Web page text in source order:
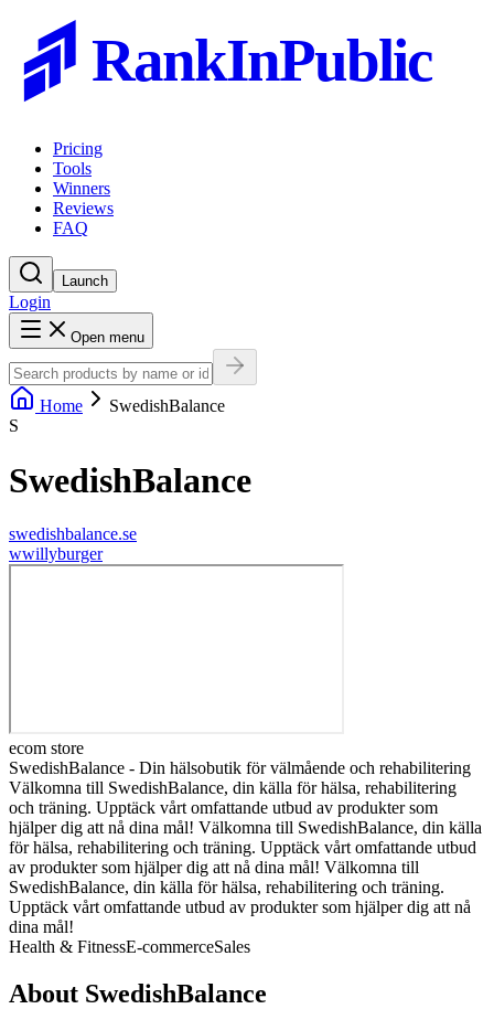
RankInPublic
Pricing
Tools
Winners
Reviews
FAQ
Launch
Login
Open menu
Home
SwedishBalance
S
SwedishBalance
swedishbalance.se
wwillyburger
ecom store
SwedishBalance - Din hälsobutik för välmående och rehabilitering
Välkomna till SwedishBalance, din källa för hälsa, rehabilitering
och träning. Upptäck vårt omfattande utbud av produkter som
hjälper dig att nå dina mål! Välkomna till SwedishBalance, din källa
för hälsa, rehabilitering och träning. Upptäck vårt omfattande utbud
av produkter som hjälper dig att nå dina mål! Välkomna till
SwedishBalance, din källa för hälsa, rehabilitering och träning.
Upptäck vårt omfattande utbud av produkter som hjälper dig att nå
dina mål!
Health & FitnessE-commerceSales
About SwedishBalance